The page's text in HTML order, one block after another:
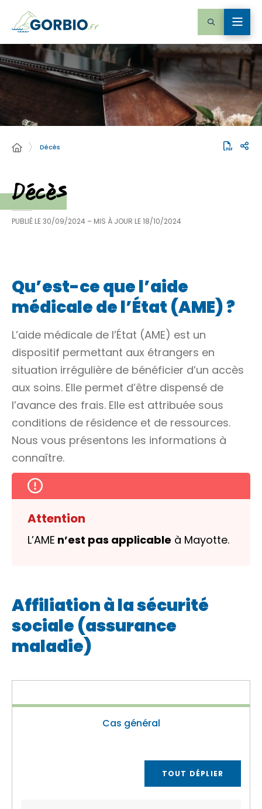
Décès
Décès
PUBLIÉ LE30/09/2024 – MIS À JOUR LE18/10/2024
Qu’est-ce que l’aide
médicale de l’État (AME) ?
L’aide médicale de l’État (AME) est un
dispositif permettant aux étrangers en
situation irrégulière de bénéficier d’un accès
aux soins. Elle permet d’être dispensé de
l’avance des frais. Elle est attribuée sous
conditions de résidence et de ressources.
Nous vous présentons les informations à
connaître.
Attention
L’AME n’est pas applicable à Mayotte.
Affiliation à la sécurité
sociale (assurance
maladie)
Cas général
TOUT DÉPLIER